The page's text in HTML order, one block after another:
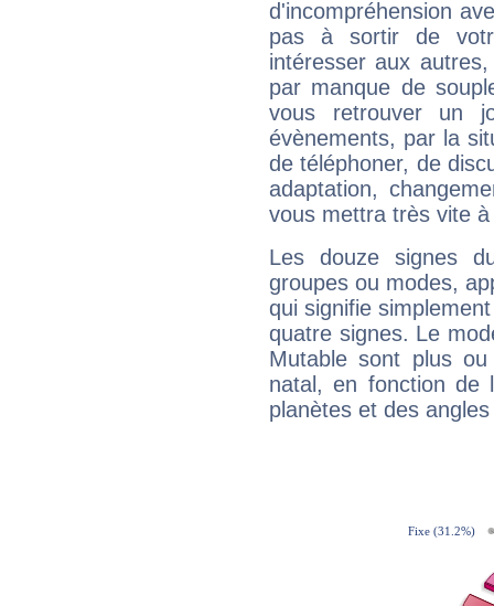
d'incompréhension
pas à sortir de
intéresser aux
par manque de
vous retrouver un
évènements, par la
de téléphoner, de
adaptation,
vous mettra très vite
Les douze signes
groupes ou modes,
qui signifie
quatre signes. Le
Mutable sont plus
natal, en fonction de
planètes et des